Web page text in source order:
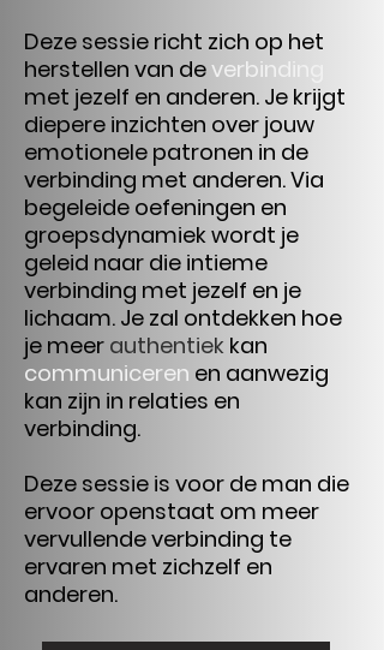
Deze sessie richt zich op het
herstellen van deverbinding
met jezelf en anderen. Je krijgt
diepere inzichten over jouw
emotionele patronen in de
verbinding met anderen. Via
begeleide oefeningen en
groepsdynamiek wordt je
geleid naar die intieme
verbinding met jezelf en je
lichaam. Je zal ontdekken hoe
je meer authentiek kan
communiceren en aanwezig
kan zijn in relaties en
verbinding.
Deze sessie is voor de man die
ervoor openstaat om meer
vervullende verbinding te
ervaren met zichzelf en
anderen.